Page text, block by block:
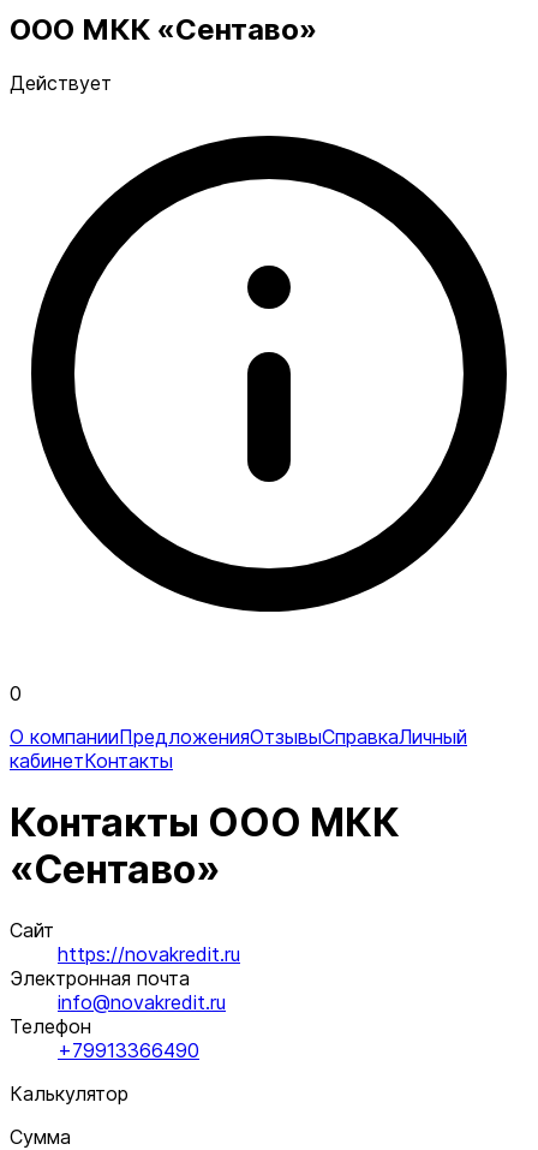
ООО МКК «Сентаво»
Действует
0
О компанииПредложенияОтзывыСправкаЛичный
кабинетКонтакты
Контакты ООО МКК
«Сентаво»
Сайт
https://novakredit.ru
Электронная почта
info@novakredit.ru
Телефон
+79913366490
Калькулятор
Сумма